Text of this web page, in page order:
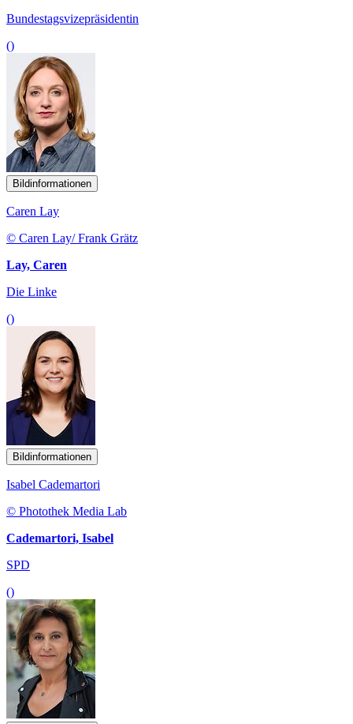
Bundestagsvizepräsidentin
()
Bildinformationen
Caren Lay
© Caren Lay/ Frank Grätz
Lay, Caren
Die Linke
()
Bildinformationen
Isabel Cademartori
© Photothek Media Lab
Cademartori, Isabel
SPD
()